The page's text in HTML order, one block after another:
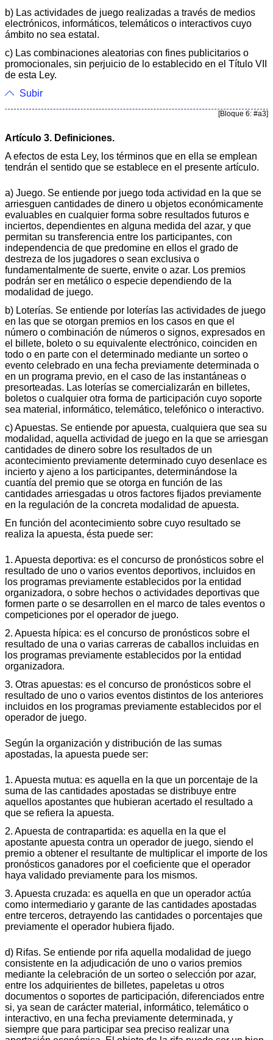
b) Las actividades de juego realizadas a través de medios
electrónicos, informáticos, telemáticos o interactivos cuyo
ámbito no sea estatal.
c) Las combinaciones aleatorias con fines publicitarios o
promocionales, sin perjuicio de lo establecido en el Título VII
de esta Ley.
Subir
[Bloque 6: #a3]
Artículo 3. Definiciones.
A efectos de esta Ley, los términos que en ella se emplean
tendrán el sentido que se establece en el presente artículo.
a) Juego. Se entiende por juego toda actividad en la que se
arriesguen cantidades de dinero u objetos económicamente
evaluables en cualquier forma sobre resultados futuros e
inciertos, dependientes en alguna medida del azar, y que
permitan su transferencia entre los participantes, con
independencia de que predomine en ellos el grado de
destreza de los jugadores o sean exclusiva o
fundamentalmente de suerte, envite o azar. Los premios
podrán ser en metálico o especie dependiendo de la
modalidad de juego.
b) Loterías. Se entiende por loterías las actividades de juego
en las que se otorgan premios en los casos en que el
número o combinación de números o signos, expresados en
el billete, boleto o su equivalente electrónico, coinciden en
todo o en parte con el determinado mediante un sorteo o
evento celebrado en una fecha previamente determinada o
en un programa previo, en el caso de las instantáneas o
presorteadas. Las loterías se comercializarán en billetes,
boletos o cualquier otra forma de participación cuyo soporte
sea material, informático, telemático, telefónico o interactivo.
c) Apuestas. Se entiende por apuesta, cualquiera que sea su
modalidad, aquella actividad de juego en la que se arriesgan
cantidades de dinero sobre los resultados de un
acontecimiento previamente determinado cuyo desenlace es
incierto y ajeno a los participantes, determinándose la
cuantía del premio que se otorga en función de las
cantidades arriesgadas u otros factores fijados previamente
en la regulación de la concreta modalidad de apuesta.
En función del acontecimiento sobre cuyo resultado se
realiza la apuesta, ésta puede ser:
1. Apuesta deportiva: es el concurso de pronósticos sobre el
resultado de uno o varios eventos deportivos, incluidos en
los programas previamente establecidos por la entidad
organizadora, o sobre hechos o actividades deportivas que
formen parte o se desarrollen en el marco de tales eventos o
competiciones por el operador de juego.
2. Apuesta hípica: es el concurso de pronósticos sobre el
resultado de una o varias carreras de caballos incluidas en
los programas previamente establecidos por la entidad
organizadora.
3. Otras apuestas: es el concurso de pronósticos sobre el
resultado de uno o varios eventos distintos de los anteriores
incluidos en los programas previamente establecidos por el
operador de juego.
Según la organización y distribución de las sumas
apostadas, la apuesta puede ser:
1. Apuesta mutua: es aquella en la que un porcentaje de la
suma de las cantidades apostadas se distribuye entre
aquellos apostantes que hubieran acertado el resultado a
que se refiera la apuesta.
2. Apuesta de contrapartida: es aquella en la que el
apostante apuesta contra un operador de juego, siendo el
premio a obtener el resultante de multiplicar el importe de los
pronósticos ganadores por el coeficiente que el operador
haya validado previamente para los mismos.
3. Apuesta cruzada: es aquella en que un operador actúa
como intermediario y garante de las cantidades apostadas
entre terceros, detrayendo las cantidades o porcentajes que
previamente el operador hubiera fijado.
d) Rifas. Se entiende por rifa aquella modalidad de juego
consistente en la adjudicación de uno o varios premios
mediante la celebración de un sorteo o selección por azar,
entre los adquirientes de billetes, papeletas u otros
documentos o soportes de participación, diferenciados entre
si, ya sean de carácter material, informático, telemático o
interactivo, en una fecha previamente determinada, y
siempre que para participar sea preciso realizar una